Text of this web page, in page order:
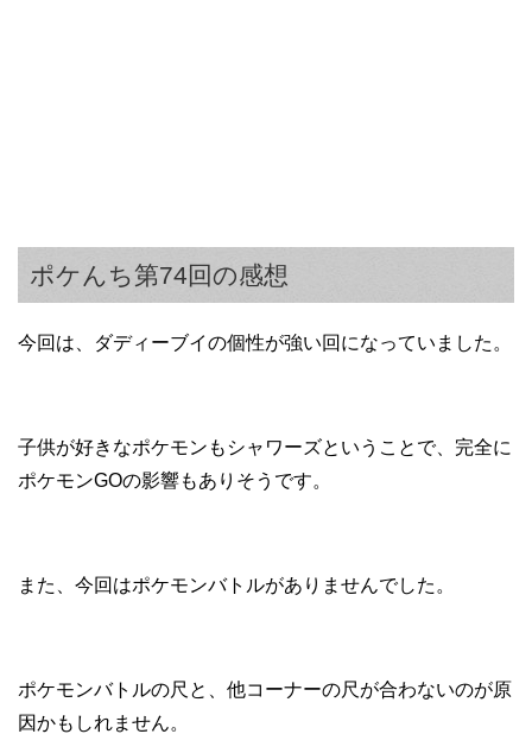
ポケんち第74回の感想
今回は、ダディーブイの個性が強い回になっていました。
子供が好きなポケモンもシャワーズということで、完全に
ポケモンGOの影響もありそうです。
また、今回はポケモンバトルがありませんでした。
ポケモンバトルの尺と、他コーナーの尺が合わないのが原
因かもしれません。